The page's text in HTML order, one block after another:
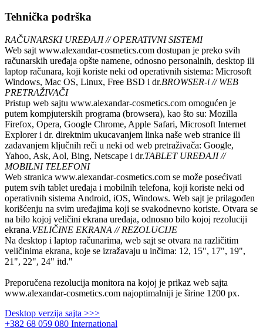
Tehnička podrška
RAČUNARSKI UREĐAJI // OPERATIVNI SISTEMI
Web sajt www.alexandar-cosmetics.com dostupan je preko svih
računarskih uređaja opšte namene, odnosno personalnih, desktop ili
laptop računara, koji koriste neki od operativnih sistema: Microsoft
Windows, Mac OS, Linux, Free BSD i dr.BROWSER-i // WEB
PRETRAŽIVAČI
Pristup web sajtu www.alexandar-cosmetics.com omogućen je
putem kompjuterskih programa (browsera), kao što su: Mozilla
Firefox, Opera, Google Chrome, Apple Safari, Microsoft Internet
Explorer i dr. direktnim ukucavanjem linka naše web stranice ili
zadavanjem ključnih reči u neki od web pretraživača: Google,
Yahoo, Ask, Aol, Bing, Netscape i dr.TABLET UREĐAJI //
MOBILNI TELEFONI
Web stranica www.alexandar-cosmetics.com se može posećivati
putem svih tablet uređaja i mobilnih telefona, koji koriste neki od
operativnih sistema Android, iOS, Windows. Web sajt je prilagođen
korišćenju na svim uređajima koji se svakodnevno koriste. Otvara se
na bilo kojoj veličini ekrana uređaja, odnosno bilo kojoj rezoluciji
ekrana.VELIČINE EKRANA // REZOLUCIJE
Na desktop i laptop računarima, web sajt se otvara na različitim
veličinima ekrana, koje se izražavaju u inčima: 12, 15", 17", 19",
21", 22", 24" itd."
Preporučena rezolucija monitora na kojoj je prikaz web sajta
www.alexandar-cosmetics.com najoptimalniji je širine 1200 px.
Desktop verzija sajta >>>
+382 68 059 080 International